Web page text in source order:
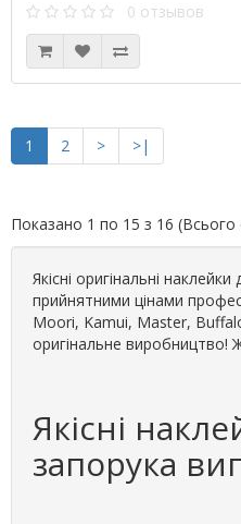
0 отзывов
1 2 > >|
Показано 1 по 15 з 16 (Всього
Якісні оригінальні
прийнятними цінами
Moori, Kamui, Master,
оригінальне виробництво!
Якісні
запорука